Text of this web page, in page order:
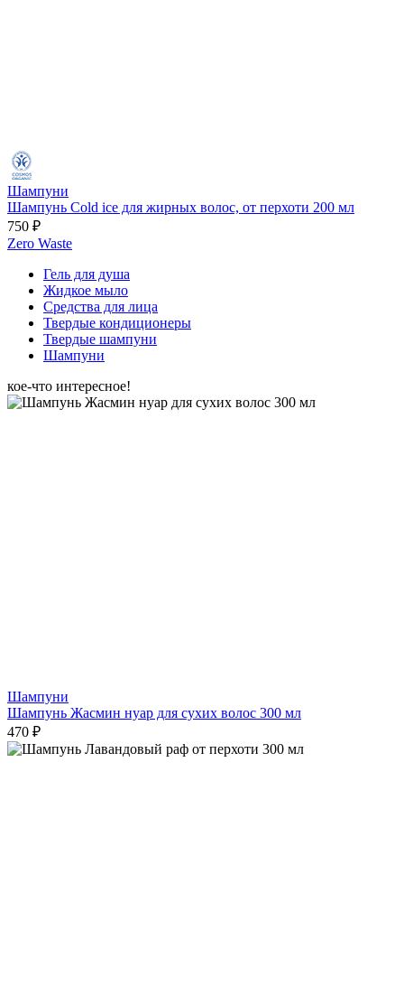
Шампуни
Шампунь Cold ice для жирных волос, от перхоти 200 мл
750 ₽
Zero Waste
Гель для душа
Жидкое мыло
Средства для лица
Твердые кондиционеры
Твердые шампуни
Шампуни
кое-что интересное!
Шампуни
Шампунь Жасмин нуар для сухих волос 300 мл
470 ₽